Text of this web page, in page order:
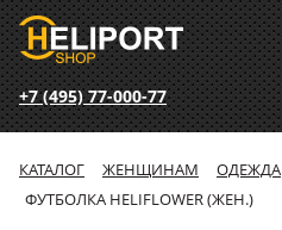
+7 (495) 77-000-77
КАТАЛОГ ЖЕНЩИНАМ ОДЕЖДА
ФУТБОЛКА HELIFLOWER (ЖЕН.)